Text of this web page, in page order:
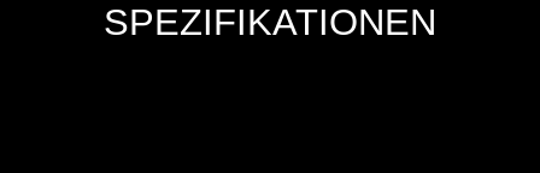
SPEZIFIKATIONEN